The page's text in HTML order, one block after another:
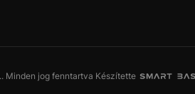
Minden jog fenntartva Készítette